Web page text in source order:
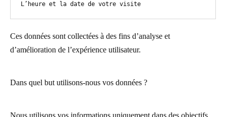
L’heure et la date de votre visite
Ces données sont collectées à des fins d’analyse et
d’amélioration de l’expérience utilisateur.
Dans quel but utilisons-nous vos données ?